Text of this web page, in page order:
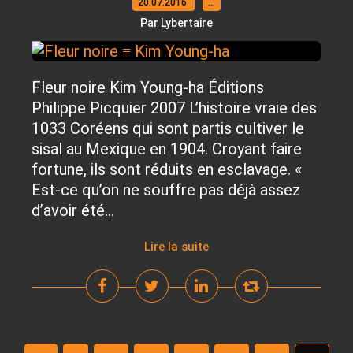
20.07.2016 …
Par Lybertaire
Fleur noire Kim Young-ha Éditions
Philippe Picquier 2007 L’histoire vraie des
1033 Coréens qui sont partis cultiver le
sisal au Mexique en 1904. Croyant faire
fortune, ils sont réduits en esclavage. «
Est-ce qu’on ne souffre pas déjà assez
d’avoir été...
Lire la suite